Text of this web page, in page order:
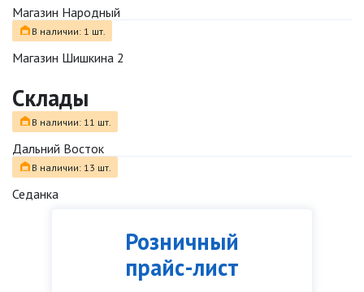
Розничный
прайс-лист
Магазин Народный
В наличии: 1 шт.
Магазин Шишкина 2
Склады
В наличии: 11 шт.
Дальний Восток
В наличии: 13 шт.
Седанка